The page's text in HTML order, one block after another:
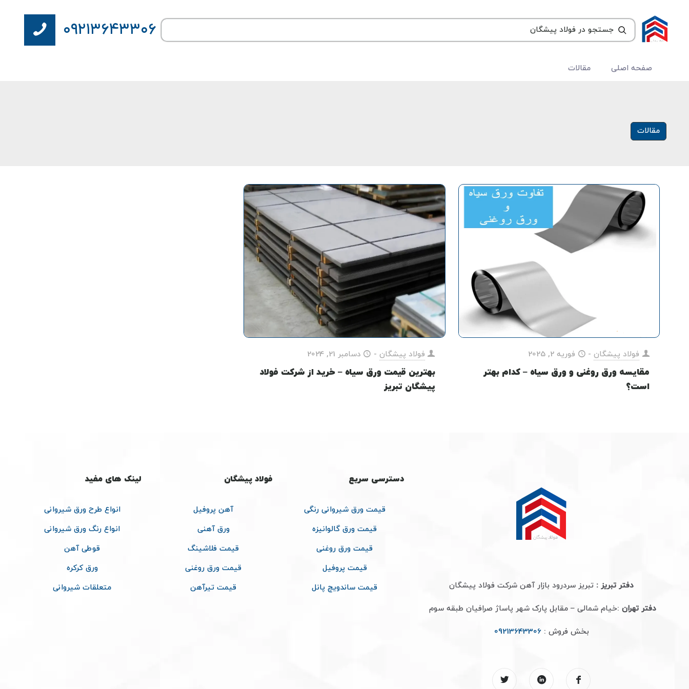
۰۹۲۱۳۶۴۳۳۰۶
صفحه اصلی مقالات
مقالات
فولاد پیشگان - فوریه 2, 2025
مقایسه ورق روغنی و ورق سیاه – کدام بهتر
است؟
فولاد پیشگان - دسامبر 21, 2024
بهترین قیمت ورق سیاه – خرید از شرکت فولاد
پیشگان تبریز
دفتر تبریز : تبریز سردرود بازار آهن شرکت فولاد پیشگان
دفتر تهران :خیام شمالی – مقابل پارک شهر پاساژ صرافیان طبقه سوم
بخش فروش :09213643306
دسترسی سریع
قیمت ورق شیروانی رنگی
قیمت ورق گالوانیزه
قیمت ورق روغنی
قیمت پروفیل
قیمت ساندویچ پانل
فولاد پیشگان
آهن پروفیل
ورق آهنی
قیمت فلاشینگ
قیمت ورق روغنی
قیمت تیرآهن
لینک های مفید
انواع طرح ورق شیروانی
انواع رنگ ورق شیروانی
قوطی آهن
ورق کرکره
متعلقات شیروانی